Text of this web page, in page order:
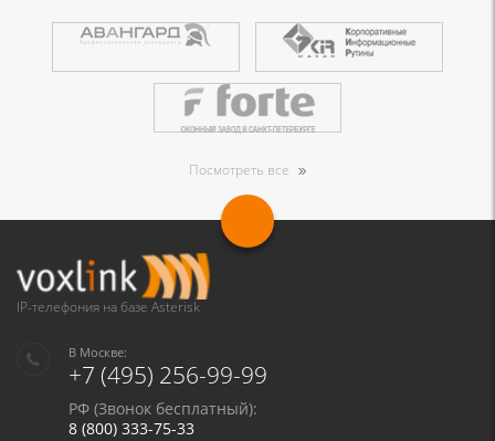
Посмотреть все
IP-телефония на базе Asterisk
В Москве:
+7 (495) 256-99-99
РФ (Звонок бесплатный):
8 (800) 333-75-33